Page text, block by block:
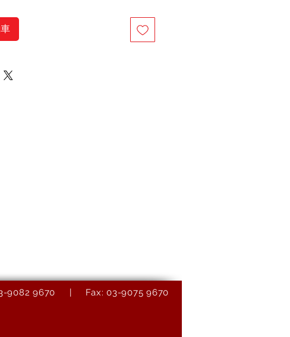
9082 9670 | Fax: 03-9075 9670